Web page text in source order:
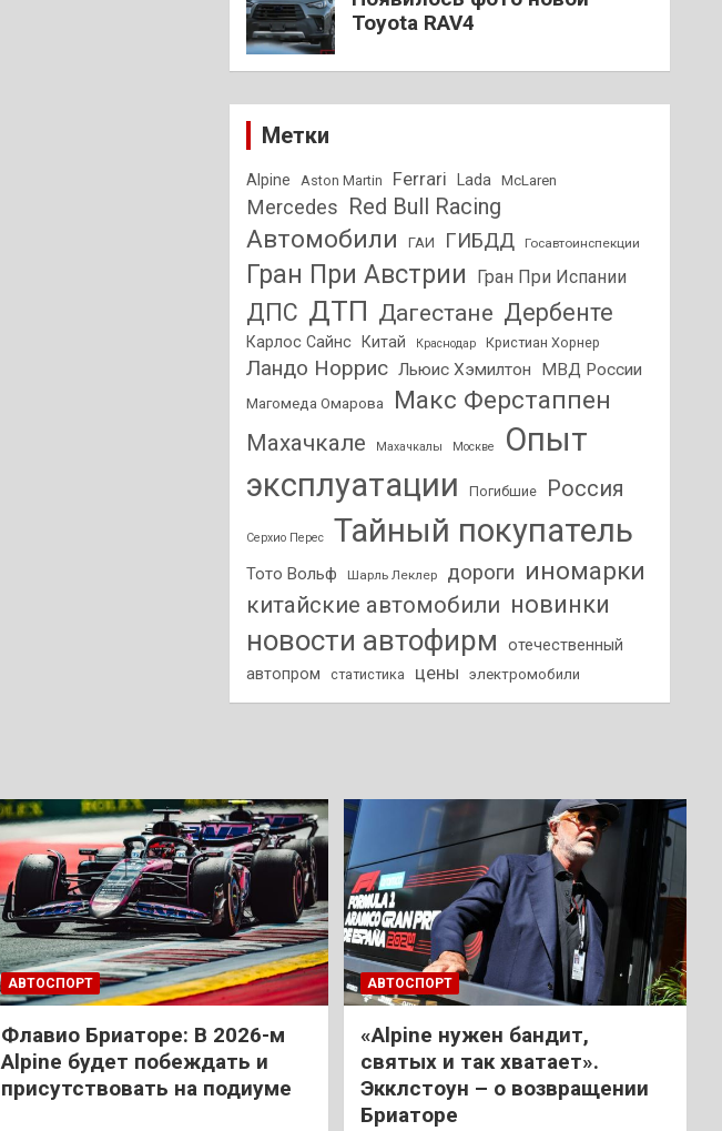
Toyota RAV4
Метки
Alpine Aston Martin Ferrari Lada McLaren
Mercedes Red Bull Racing
Автомобили ГАИ ГИБДД Госавтоинспекции
Гран При Австрии Гран При Испании
ДПС ДТП Дагестане Дербенте
Карлос Сайнс Китай Краснодар Кристиан Хорнер
Ландо Норрис Льюис Хэмилтон МВД России
Магомеда Омарова Макс Ферстаппен
Махачкале Махачкалы Москве
Опыт
эксплуатации
Погибшие Россия
Серхио Перес Тайный покупатель
Тото Вольф Шарль Леклер дороги иномарки
китайские автомобили новинки
новости автофирм
отечественный
автопром
статистика цены электромобили
АВТОСПОРТ
Флавио Бриаторе: В 2026-м
Alpine будет побеждать и
присутствовать на подиуме
АВТОСПОРТ
«Alpine нужен бандит,
святых и так хватает».
Экклстоун – о возвращении
Бриаторе